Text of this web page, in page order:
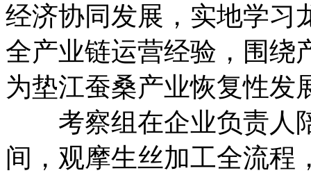
经济协同发展，实地学习
全产业链运营经验，围绕
为垫江蚕桑产业恢复性发
考察组在企业负责人
间，观摩生丝加工全流程